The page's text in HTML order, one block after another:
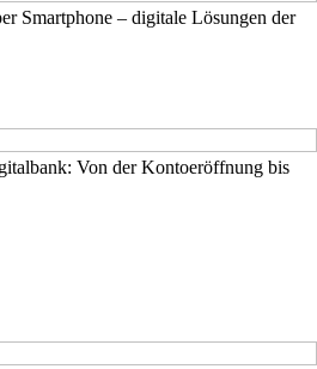
Smartphone – digitale Lösungen der
Von der Kontoeröffnung bis